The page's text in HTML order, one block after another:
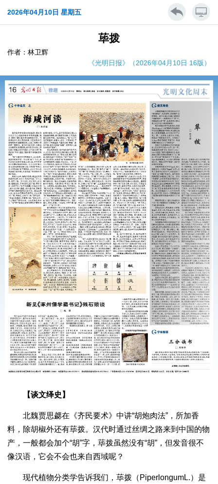
2026年04月10日 星期五
荜拨
作者：林卫辉
《光明日报》（2026年04月10日 16版）
【谈文绎史】
北魏贾思勰在《齐民要术》中讲“胡炮肉法”，所加香
料，除胡椒外还有荜拨。汉代时通过丝绸之路来到中国的物
产，一般都会加个“胡”字，荜拨虽然没有“胡”，但发音很不
像汉语，它会不会也来自西域呢？
现代植物分类学告诉我们，荜拨（PiperlongumL.）是